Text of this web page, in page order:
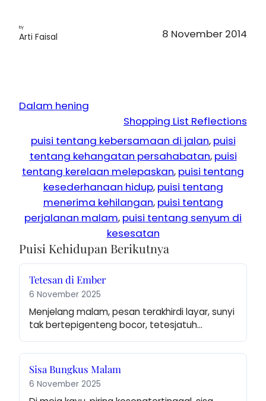
by
Arti Faisal 8 November 2014
Dalam hening
Shopping List Reflections
puisi tentang kebersamaan di jalan, puisi
tentang kehangatan persahabatan, puisi
tentang kerelaan melepaskan, puisi tentang
kesederhanaan hidup, puisi tentang
menerima kehilangan, puisi tentang
perjalanan malam, puisi tentang senyum di
kesesatan
Puisi Kehidupan Berikutnya
Tetesan di Ember
6 November 2025
Menjelang malam, pesan terakhirdi layar, sunyi
tak bertepigenteng bocor, tetesjatuh…
Sisa Bungkus Malam
6 November 2025